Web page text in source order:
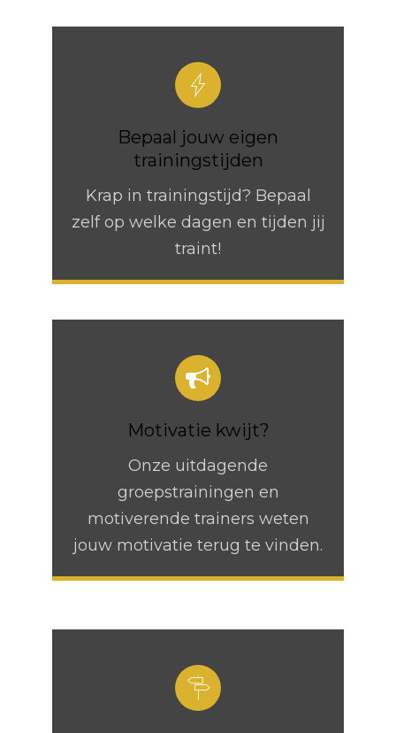
Bepaal jouw eigen
trainingstijden
Krap in trainingstijd? Bepaal
zelf op welke dagen en tijden jij
traint!
Motivatie kwijt?
Onze uitdagende
groepstrainingen en
motiverende trainers weten
jouw motivatie terug te vinden.